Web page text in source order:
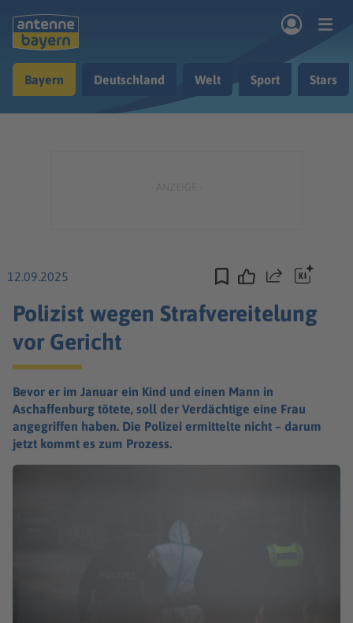
Musik & Radio
Bayern Deutschland Welt Sport Stars
12.09.2025 Teilen
Polizist wegen Strafvereitelung
vor Gericht
Bevor er im Januar ein Kind und einen Mann in
Aschaffenburg tötete, soll der Verdächtige eine Frau
angegriffen haben. Die Polizei ermittelte nicht – darum
jetzt kommt es zum Prozess.